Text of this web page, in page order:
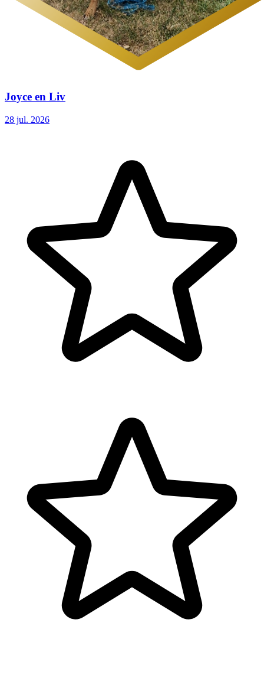
Joyce en Liv
28 jul. 2026